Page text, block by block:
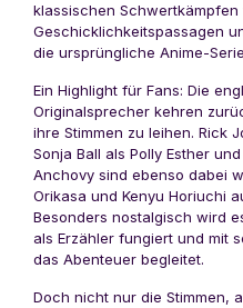
klassischen Schwertkämpfen
Geschicklichkeitspassagen
die ursprüngliche Anime-
Ein Highlight für Fans: Die
Originalsprecher kehren
ihre Stimmen zu leihen. Rick
Sonja Ball als Polly Esther
Anchovy sind ebenso dabei
Orikasa und Kenyu Horiuchi
Besonders nostalgisch wird
als Erzähler fungiert und mit
das Abenteuer begleitet.
Doch nicht nur die Stimmen,